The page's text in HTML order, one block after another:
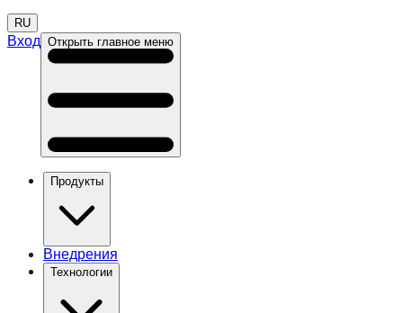
RU
Вход Открыть главное меню
Продукты
Внедрения
Технологии